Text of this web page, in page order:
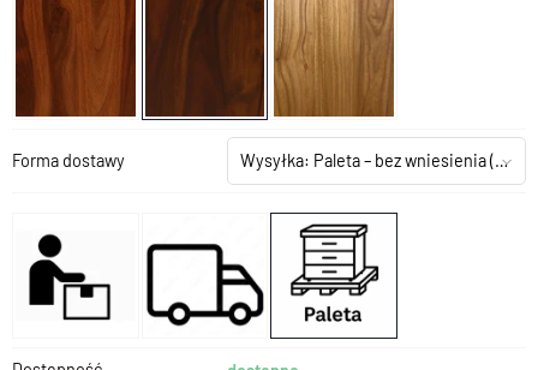
Forma dostawy Wysyłka: Paleta – bez wniesienia(+199,00 zł)